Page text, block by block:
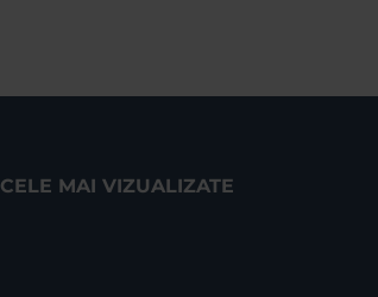
CELE MAI VIZUALIZATE